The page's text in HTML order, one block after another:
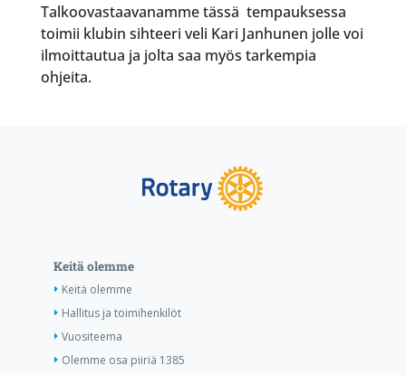
Talkoovastaavanamme tässä tempauksessa
toimii klubin sihteeri veli Kari Janhunen jolle voi
ilmoittautua ja jolta saa myös tarkempia
ohjeita.
Keitä olemme
Keitä olemme
Hallitus ja toimihenkilöt
Vuositeema
Olemme osa piiriä 1385